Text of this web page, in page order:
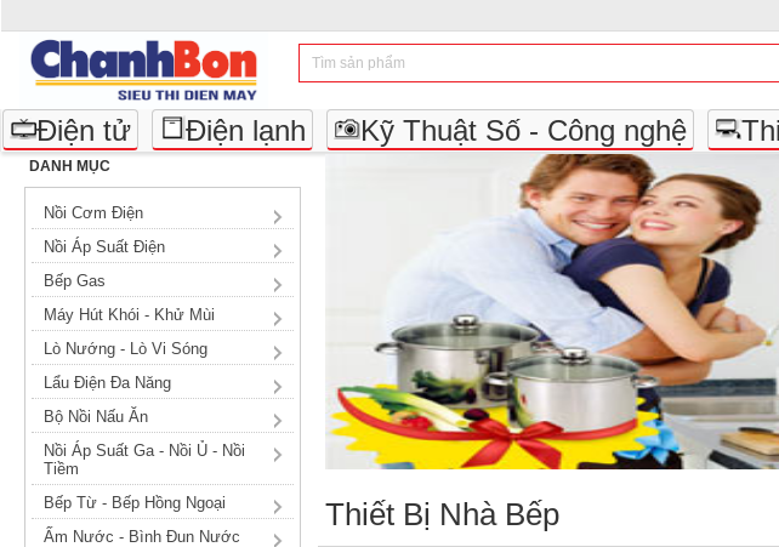
Điện tử Điện lạnh Kỹ Thuật Số - Công nghệ
DANH MỤC
Nồi Cơm Điện
Nồi Áp Suất Điện
Bếp Gas
Máy Hút Khói - Khử Mùi
Lò Nướng - Lò Vi Sóng
Lẩu Điện Đa Năng
Bộ Nồi Nấu Ăn
Nồi Áp Suất Ga - Nồi Ủ - Nồi
Tiềm
Bếp Từ - Bếp Hồng Ngoại
Ấm Nước - Bình Đun Nước
Thiết Bị Nhà Bếp